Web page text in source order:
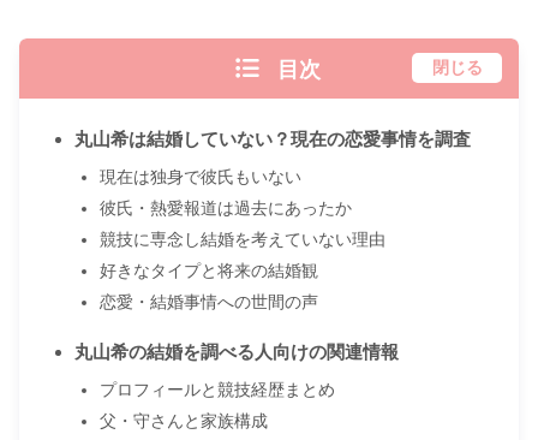
目次 閉じる
丸山希は結婚していない？現在の恋愛事情を調査
現在は独身で彼氏もいない
彼氏・熱愛報道は過去にあったか
競技に専念し結婚を考えていない理由
好きなタイプと将来の結婚観
恋愛・結婚事情への世間の声
丸山希の結婚を調べる人向けの関連情報
プロフィールと競技経歴まとめ
父・守さんと家族構成